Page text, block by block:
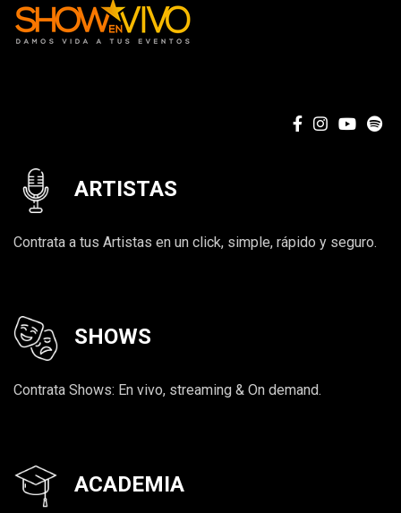
ARTISTAS
Contrata a tus Artistas en un click, simple, rápido y seguro.
SHOWS
Contrata Shows: En vivo, streaming & On demand.
ACADEMIA